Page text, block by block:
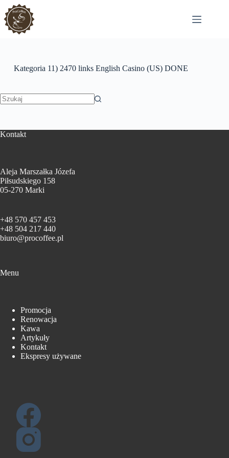
Przejdź
do
treści
Kategoria 11) 2470 links English Casino (US) DONE
Kontakt
Aleja Marszałka Józefa
Piłsudskiego 158
05-270 Marki
+48 570 457 453
+48 504 217 440
biuro@procoffee.pl
Menu
Promocja
Renowacja
Kawa
Artykuły
Kontakt
Ekspresy używane